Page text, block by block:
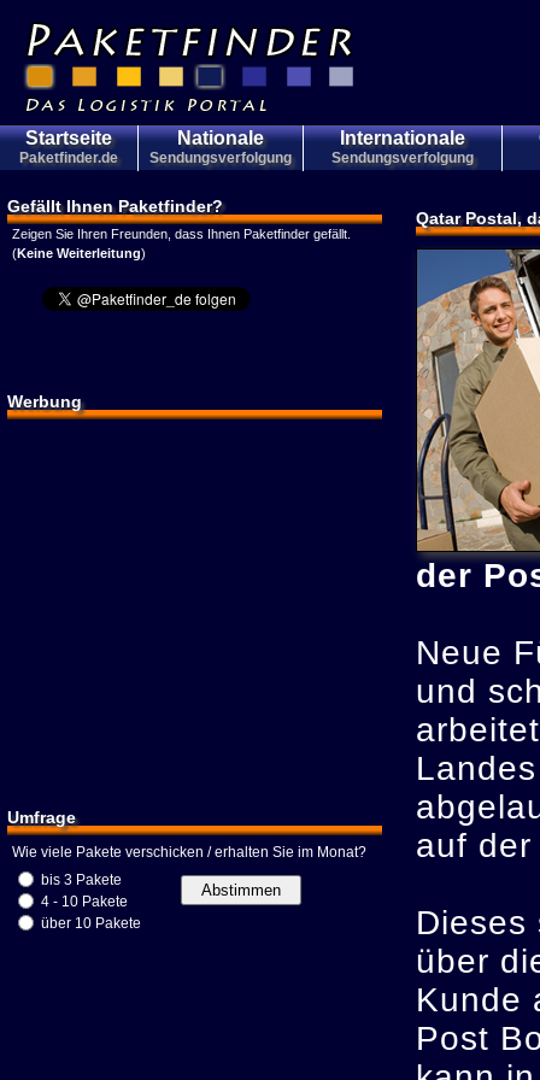
Startseite
Paketfinder.de
Nationale
Sendungsverfolgung
Internationale
Sendungsverfolgung
Gefällt Ihnen Paketfinder?
Zeigen Sie Ihren Freunden, dass Ihnen Paketfinder gefällt.
(Keine Weiterleitung)
Werbung
Umfrage
Wie viele Pakete verschicken / erhalten Sie im Monat?
bis 3 Pakete
4 - 10 Pakete
über 10 Pakete
Qatar Postal,
der
Neue
und
auf
über
Kunde
Post